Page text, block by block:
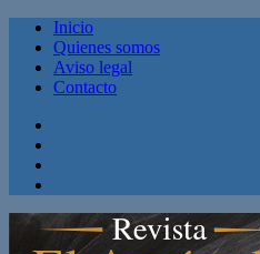
Inicio
Quienes somos
Aviso legal
Contacto